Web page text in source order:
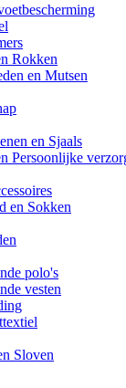
Rokken
en Mutsen
en Sjaals
Persoonlijke
en Sokken
polo's
vesten
Sloven